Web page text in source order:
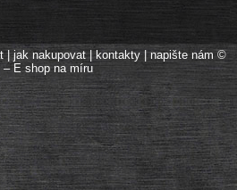
|jak nakupovat|kontakty|napište nám ©
– E shop na míru